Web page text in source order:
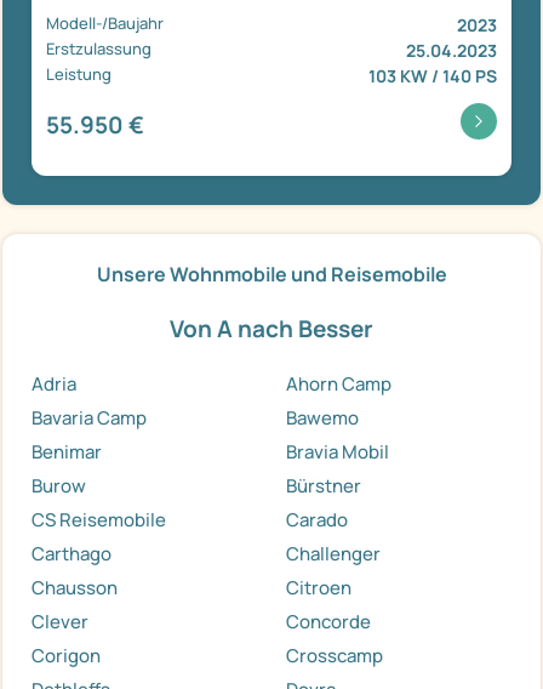
Modell-/Baujahr 2023
Erstzulassung 25.04.2023
Leistung 103 KW / 140 PS
55.950 €
Unsere Wohnmobile und Reisemobile
Von A nach Besser
Adria
Ahorn Camp
Bavaria Camp
Bawemo
Benimar
Bravia Mobil
Burow
Bürstner
CS Reisemobile
Carado
Carthago
Challenger
Chausson
Citroen
Clever
Concorde
Corigon
Crosscamp